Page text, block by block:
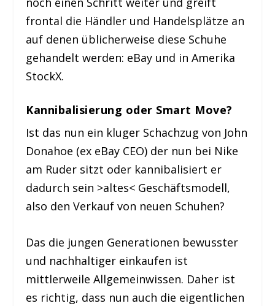
frontal die Händler und Handelsplätze an
auf denen üblicherweise diese Schuhe
gehandelt werden: eBay und in Amerika
StockX.
Kannibalisierung oder Smart Move?
Ist das nun ein kluger Schachzug von John
Donahoe (ex eBay CEO) der nun bei Nike
am Ruder sitzt oder kannibalisiert er
dadurch sein >altes< Geschäftsmodell,
also den Verkauf von neuen Schuhen?
Das die jungen Generationen bewusster
und nachhaltiger einkaufen ist
mittlerweile Allgemeinwissen. Daher ist
es richtig, dass nun auch die eigentlichen